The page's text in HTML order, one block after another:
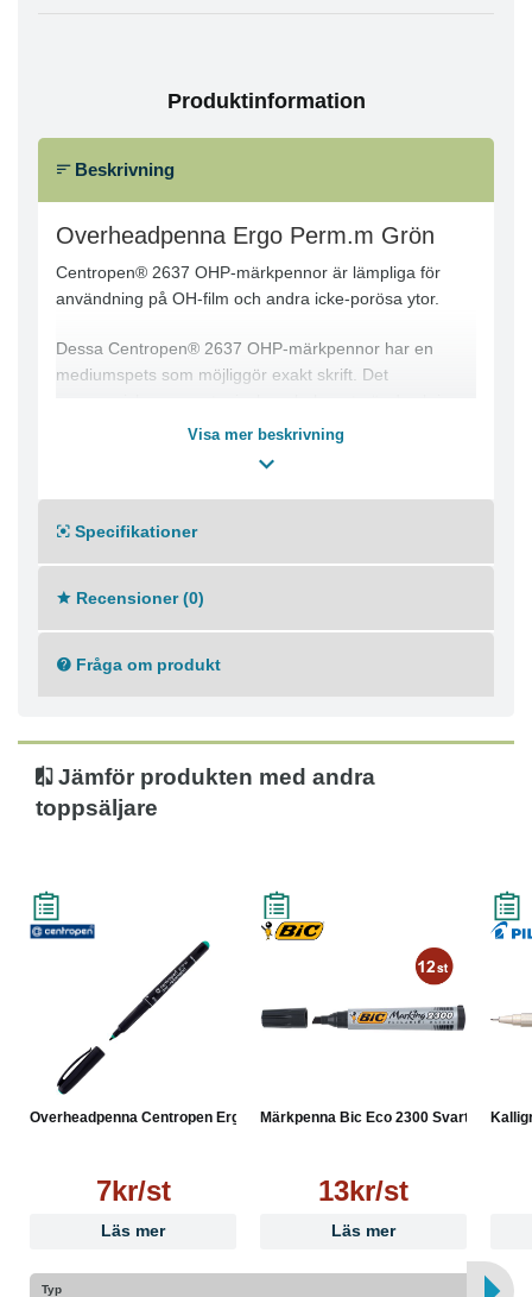
Produktinformation
Beskrivning
Overheadpenna Ergo Perm.m Grön
Centropen® 2637 OHP-märkpennor är lämpliga för
användning på OH-film och andra icke-porösa ytor.
Dessa Centropen® 2637 OHP-märkpennor har en
mediumspets som möjliggör exakt skrift. Det
under en lång tid. Det alkoholbaserade, permanenta
porösa ytor med dessa märkpennor.
Slit- och vattenbeständigt
Alkoholbaserat, permanent bläck
Spets: Medium
Antal: 10
Visa mer beskrivning
Specifikationer
Recensioner (0)
Fråga om produkt
Jämför produkten med andra
toppsäljare
Overheadpenna Centropen Erg...
7kr/st
Läs mer
Märkpenna Bic Eco 2300 Svart
13kr/st
Läs mer
Typ